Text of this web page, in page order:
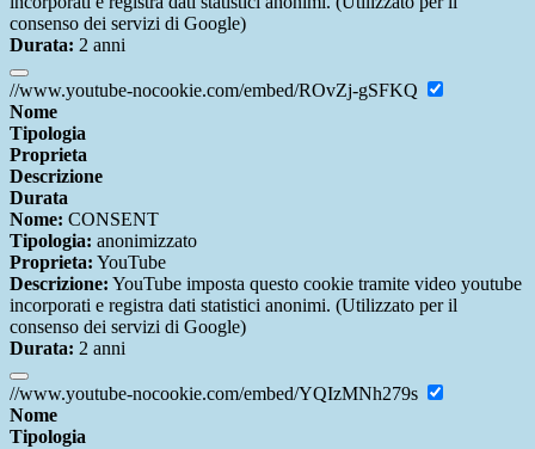
consenso dei servizi di Google)
Durata: 2 anni
//www.youtube-nocookie.com/embed/ROvZj-gSFKQ
Nome
Tipologia
Proprieta
Descrizione
Durata
Nome: CONSENT
Tipologia: anonimizzato
Proprieta: YouTube
Descrizione: YouTube imposta questo cookie tramite video youtube
incorporati e registra dati statistici anonimi. (Utilizzato per il
consenso dei servizi di Google)
Durata: 2 anni
//www.youtube-nocookie.com/embed/YQIzMNh279s
Nome
Tipologia